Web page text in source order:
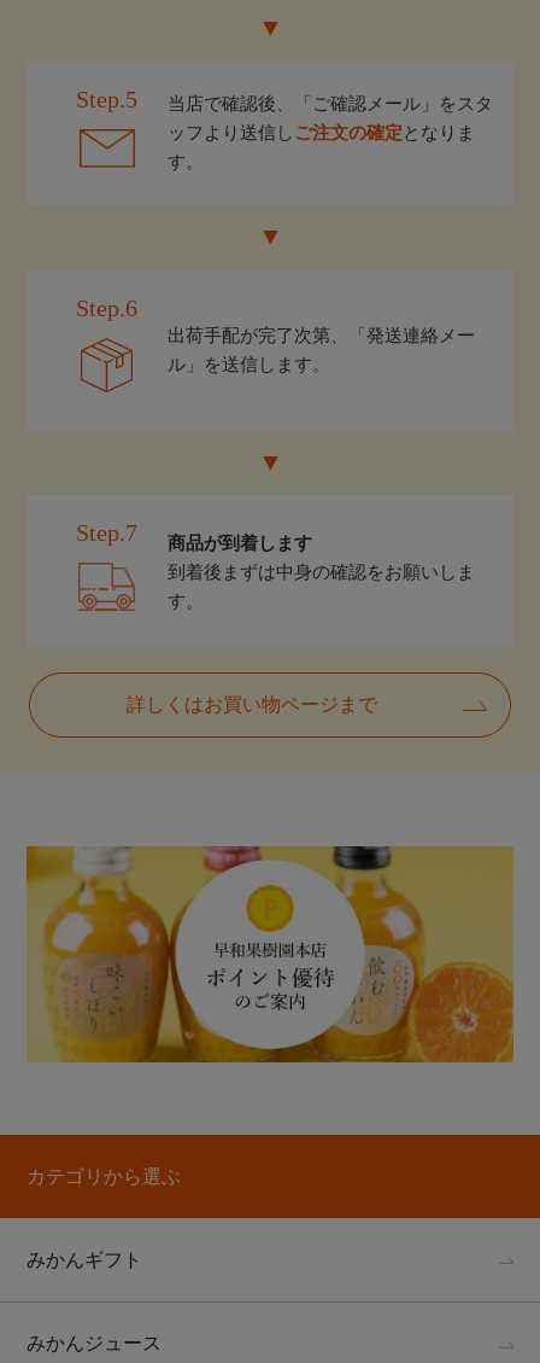
Step.5
当店で確認後、「ご確認メール」をスタ
ッフより送信し ご注文の確定となりま
す。
Step.6
出荷手配が完了次第、「発送連絡メー
ル」を送信します。
Step.7
商品が到着します
到着後まずは中身の確認をお願いしま
す。
詳しくはお買い物ページまで
カテゴリから選ぶ
みかんギフト
みかんジュース